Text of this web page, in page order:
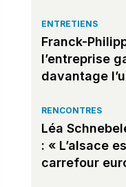
ENTRETIENS
Franck-
l’entreprise
davantage
RENCONTRES
Léa
: « L’alsace
carrefour